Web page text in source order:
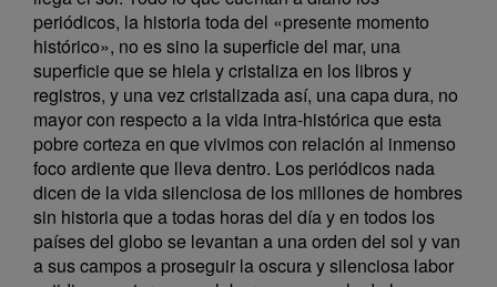
periódicos, la historia toda del «presente momento
histórico», no es sino la superficie del mar, una
superficie que se hiela y cristaliza en los libros y
registros, y una vez cristalizada así, una capa dura, no
mayor con respecto a la vida intra-histórica que esta
pobre corteza en que vivimos con relación al inmenso
foco ardiente que lleva dentro. Los periódicos nada
dicen de la vida silenciosa de los millones de hombres
sin historia que a todas horas del día y en todos los
países del globo se levantan a una orden del sol y van
a sus campos a proseguir la oscura y silenciosa labor